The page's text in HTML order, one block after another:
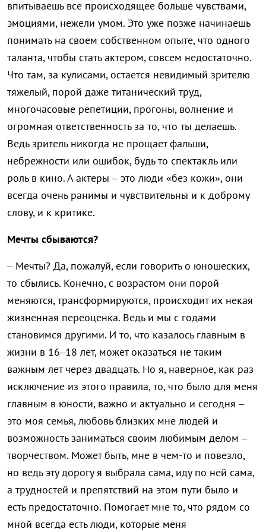
впитываешь все происходящее больше чувствами,
эмоциями, нежели умом. Это уже позже начинаешь
понимать на своем собственном опыте, что одного
таланта, чтобы стать актером, совсем недостаточно.
Что там, за кулисами, остается невидимый зрителю
тяжелый, порой даже титанический труд,
многочасовые репетиции, прогоны, волнение и
огромная ответственность за то, что ты делаешь.
Ведь зритель никогда не прощает фальши,
небрежности или ошибок, будь то спектакль или
роль в кино. А актеры – это люди «без кожи», они
всегда очень ранимы и чувствительны и к доброму
слову, и к критике.
Мечты сбываются?
– Мечты? Да, пожалуй, если говорить о юношеских,
то сбылись. Конечно, с возрастом они порой
меняются, трансформируются, происходит их некая
жизненная переоценка. Ведь и мы с годами
становимся другими. И то, что казалось главным в
жизни в 16–18 лет, может оказаться не таким
важным лет через двадцать. Но я, наверное, как раз
исключение из этого правила, то, что было для меня
главным в юности, важно и актуально и сегодня –
это моя семья, любовь близких мне людей и
возможность заниматься своим любимым делом –
творчеством. Может быть, мне в чем-то и повезло,
но ведь эту дорогу я выбрала сама, иду по ней сама,
а трудностей и препятствий на этом пути было и
есть предостаточно. Помогает мне то, что рядом со
мной всегда есть люди, которые меня